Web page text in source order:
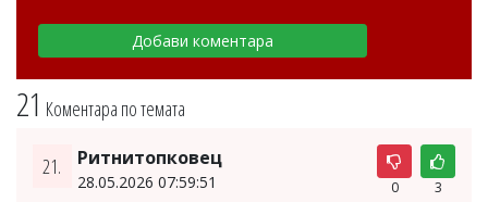
21 Коментара по темата
21. Ритнитопковец
28.05.2026 07:59:51 0 3